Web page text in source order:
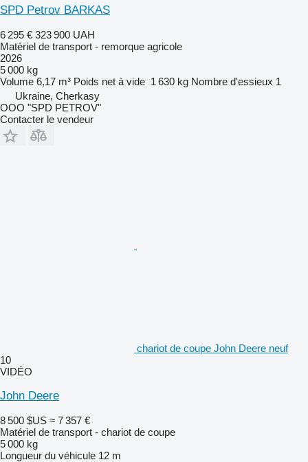
SPD Petrov BARKAS
6 295 € 323 900 UAH
Matériel de transport - remorque agricole
2026
5 000 kg
Volume 6,17 m³ Poids net à vide 1 630 kg Nombre d'essieux 1
Ukraine, Cherkasy
OOO "SPD PETROV"
Contacter le vendeur
chariot de coupe John Deere neuf
10
VIDÉO
John Deere
8 500 $US ≈ 7 357 €
Matériel de transport - chariot de coupe
5 000 kg
Longueur du véhicule 12 m